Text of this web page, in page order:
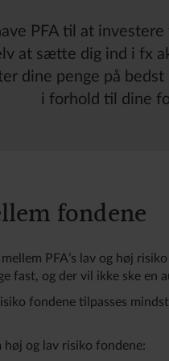
PFA til at
at sætte dig ind i fx
dine penge på
i forhold til dine
fondene
PFA’s lav og høj
fast, og der vil ikke ske
fondene tilpasses
høj og lav risiko fondene: